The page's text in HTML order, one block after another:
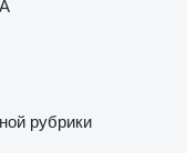
рубрики